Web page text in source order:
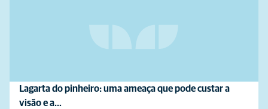
Lagarta do pinheiro: uma ameaça que pode custar a
visão e a…